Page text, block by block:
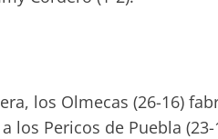
los Olmecas (26-16)
los Pericos de Puebla